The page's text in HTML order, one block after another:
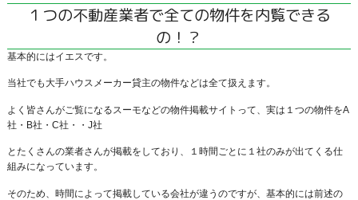
１つの不動産業者で全ての物件を内覧できる
の！？
基本的にはイエスです。
当社でも大手ハウスメーカー貸主の物件などは全て扱えます。
よく皆さんがご覧になるスーモなどの物件掲載サイトって、実は１つの物件をA
社・B社・C社・・J社
とたくさんの業者さんが掲載をしており、１時間ごとに１社のみが出てくる仕
組みになっています。
そのため、時間によって掲載している会社が違うのですが、基本的には前述の